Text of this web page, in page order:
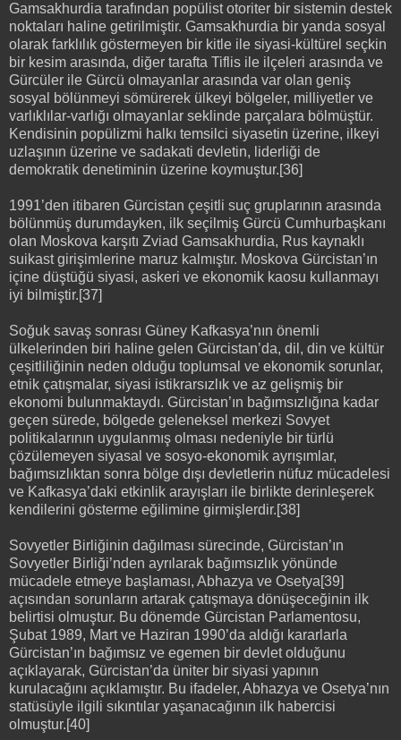
Gamsakhurdia tarafından popülist otoriter bir sistemin destek
noktaları haline getirilmiştir. Gamsakhurdia bir yanda sosyal
olarak farklılık göstermeyen bir kitle ile siyasi-kültürel seçkin
bir kesim arasında, diğer tarafta Tiflis ile ilçeleri arasında ve
Gürcüler ile Gürcü olmayanlar arasında var olan geniş
sosyal bölünmeyi sömürerek ülkeyi bölgeler, milliyetler ve
varlıklılar-varlığı olmayanlar seklinde parçalara bölmüştür.
Kendisinin popülizmi halkı temsilci siyasetin üzerine, ilkeyi
uzlaşının üzerine ve sadakati devletin, liderliği de
demokratik denetiminin üzerine koymuştur.[36]
1991’den itibaren Gürcistan çeşitli suç gruplarının arasında
bölünmüş durumdayken, ilk seçilmiş Gürcü Cumhurbaşkanı
olan Moskova karşıtı Zviad Gamsakhurdia, Rus kaynaklı
suikast girişimlerine maruz kalmıştır. Moskova Gürcistan’ın
içine düştüğü siyasi, askeri ve ekonomik kaosu kullanmayı
iyi bilmiştir.[37]
Soğuk savaş sonrası Güney Kafkasya’nın önemli
ülkelerinden biri haline gelen Gürcistan’da, dil, din ve kültür
çeşitliliğinin neden olduğu toplumsal ve ekonomik sorunlar,
etnik çatışmalar, siyasi istikrarsızlık ve az gelişmiş bir
ekonomi bulunmaktaydı. Gürcistan’ın bağımsızlığına kadar
geçen sürede, bölgede geleneksel merkezi Sovyet
politikalarının uygulanmış olması nedeniyle bir türlü
çözülemeyen siyasal ve sosyo-ekonomik ayrışımlar,
bağımsızlıktan sonra bölge dışı devletlerin nüfuz mücadelesi
ve Kafkasya’daki etkinlik arayışları ile birlikte derinleşerek
kendilerini gösterme eğilimine girmişlerdir.[38]
Sovyetler Birliğinin dağılması sürecinde, Gürcistan’ın
Sovyetler Birliği’nden ayrılarak bağımsızlık yönünde
mücadele etmeye başlaması, Abhazya ve Osetya[39]
açısından sorunların artarak çatışmaya dönüşeceğinin ilk
belirtisi olmuştur. Bu dönemde Gürcistan Parlamentosu,
Şubat 1989, Mart ve Haziran 1990’da aldığı kararlarla
Gürcistan’ın bağımsız ve egemen bir devlet olduğunu
açıklayarak, Gürcistan’da üniter bir siyasi yapının
kurulacağını açıklamıştır. Bu ifadeler, Abhazya ve Osetya’nın
statüsüyle ilgili sıkıntılar yaşanacağının ilk habercisi
olmuştur.[40]